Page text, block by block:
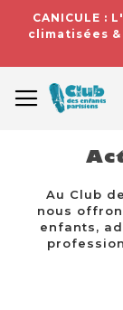
CANICULE :
climatisées
Au Club
nous
enfants,